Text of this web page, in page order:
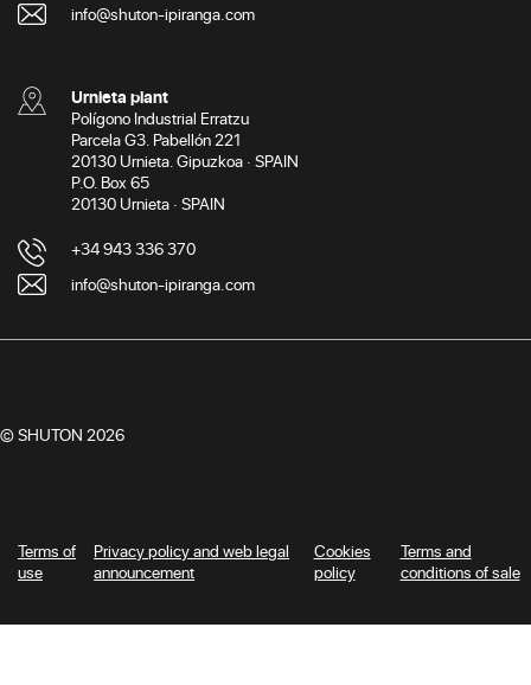
info@shuton-ipiranga.com
Urnieta plant
Polígono Industrial Erratzu
Parcela G3. Pabellón 221
20130 Urnieta. Gipuzkoa · SPAIN
P.O. Box 65
20130 Urnieta · SPAIN
+34 943 336 370
info@shuton-ipiranga.com
© SHUTON 2026
Terms of
use
Privacy policy and web legal
announcement
Cookies
policy
Terms and
conditions of sale